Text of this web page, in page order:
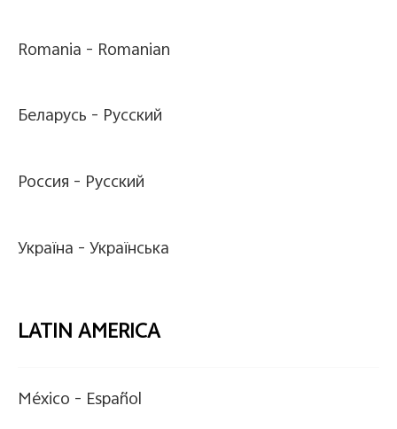
Romania - Romanian
Беларусь - Pусский
Россия - Pусский
Україна -Українська
LATIN AMERICA
México - Español